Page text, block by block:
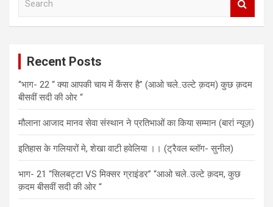
Recent Posts
“भाग- 22 “ क्या आपकी चाय में कैंसर है” (आओ चले..उल्टे क़दम) कुछ क़दम
बीसवीं सदी की ओर “
मौलाना आजाद मानव सेवा संस्थान ने प्रतिभाओं का किया सम्मान (बारां न्यूज़)
इतिहास के गलियारों मे, शेखा वाटी हवेलिया ।। (ट्रैवल ब्लॉग- सुनील)
भाग- 21 “सिलबट्टा VS मिक्सर ग्राइंडर” “आओ चले..उल्टे क़दम, कुछ
क़दम बीसवीं सदी की ओर “